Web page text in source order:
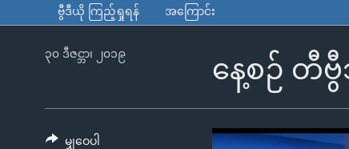
သည့်
ကမ္ဘာ့သတင်းများ
နိုင်ငံတကာ
တရုတ်
အစ္စရေး-ပါလက်စတိုင်း
ရပ်ဝန်းတခု လမ်းတခု အလွန်
အင်္ဂလိပ်စာလေ့လာမယ်
ဗွီဒီယို ကြည့်ရှုရန် အကြောင်း
နေ့စဉ် တီ
၃၀ ဒီဇင္ဘာ၊ ၂၀၁၉
မျှဝေပါ